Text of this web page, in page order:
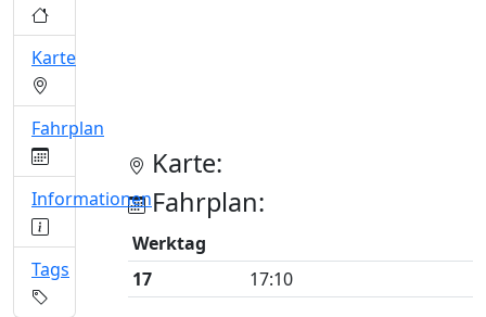
Karte:
Fahrplan:
Werktag
17
17:10
Karte
Fahrplan
Informationen
Tags